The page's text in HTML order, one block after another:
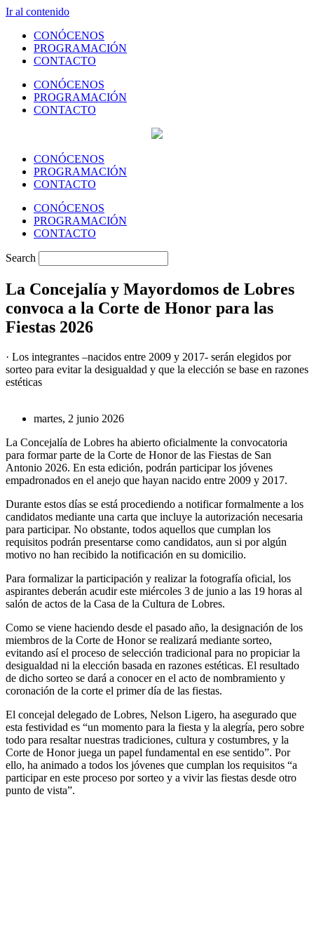
Ir al contenido
CONÓCENOS
PROGRAMACIÓN
CONTACTO
CONÓCENOS
PROGRAMACIÓN
CONTACTO
CONÓCENOS
PROGRAMACIÓN
CONTACTO
CONÓCENOS
PROGRAMACIÓN
CONTACTO
Search
La Concejalía y Mayordomos de Lobres
convoca a la Corte de Honor para las
Fiestas 2026
· Los integrantes –nacidos entre 2009 y 2017- serán elegidos por
sorteo para evitar la desigualdad y que la elección se base en razones
estéticas
martes, 2 junio 2026
La Concejalía de Lobres ha abierto oficialmente la convocatoria
para formar parte de la Corte de Honor de las Fiestas de San
Antonio 2026. En esta edición, podrán participar los jóvenes
empadronados en el anejo que hayan nacido entre 2009 y 2017.
Durante estos días se está procediendo a notificar formalmente a los
candidatos mediante una carta que incluye la autorización necesaria
para participar. No obstante, todos aquellos que cumplan los
requisitos podrán presentarse como candidatos, aun si por algún
motivo no han recibido la notificación en su domicilio.
Para formalizar la participación y realizar la fotografía oficial, los
aspirantes deberán acudir este miércoles 3 de junio a las 19 horas al
salón de actos de la Casa de la Cultura de Lobres.
Como se viene haciendo desde el pasado año, la designación de los
miembros de la Corte de Honor se realizará mediante sorteo,
evitando así el proceso de selección tradicional para no propiciar la
desigualdad ni la elección basada en razones estéticas. El resultado
de dicho sorteo se dará a conocer en el acto de nombramiento y
coronación de la corte el primer día de las fiestas.
El concejal delegado de Lobres, Nelson Ligero, ha asegurado que
esta festividad es “un momento para la fiesta y la alegría, pero sobre
todo para resaltar nuestras tradiciones, cultura y costumbres, y la
Corte de Honor juega un papel fundamental en ese sentido”. Por
ello, ha animado a todos los jóvenes que cumplan los requisitos “a
participar en este proceso por sorteo y a vivir las fiestas desde otro
punto de vista”.